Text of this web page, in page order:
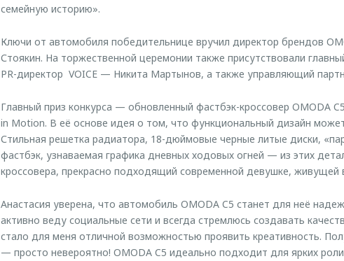
семейную историю».
Ключи от автомобиля победительнице вручил директор брендов
Стоякин. На торжественной церемонии также присутствовали
PR-директор VOICE — Никита Мартынов, а также управляющий
Главный приз конкурса — обновленный фастбэк-кроссовер OMODA
in Motion. В её основе идея о том, что функциональный дизайн
Стильная решетка радиатора, 18-дюймовые черные литые диски,
фастбэк, узнаваемая графика дневных ходовых огней — из этих
кроссовера, прекрасно подходящий современной девушке, живущей
Анастасия уверена, что автомобиль OMODA C5 станет для неё
активно веду социальные сети и всегда стремлюсь создавать
стало для меня отличной возможностью проявить креативность.
— просто невероятно! OMODA C5 идеально подходит для ярких